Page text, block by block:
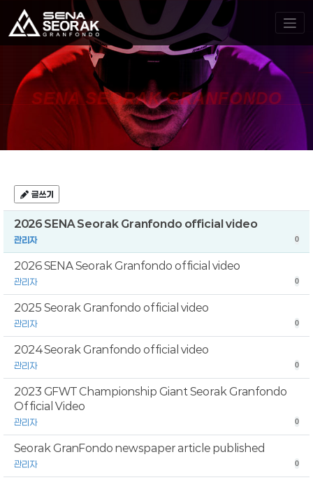
SENA SEORAK GRANFONDO
글쓰기
2026 SENA Seorak Granfondo official video
관리자 0
2026 SENA Seorak Granfondo official video
관리자 0
2025 Seorak Granfondo official video
관리자 0
2024 Seorak Granfondo official video
관리자 0
2023 GFWT Championship Giant Seorak Granfondo
Official Video
관리자 0
Seorak GranFondo newspaper article published
관리자 0